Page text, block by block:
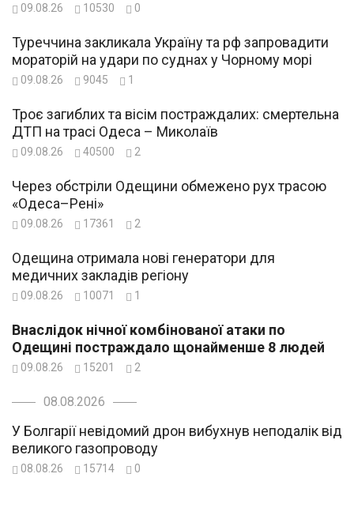
09.08.26 10530 0
Туреччина закликала Україну та рф запровадити
мораторій на удари по суднах у Чорному морі
09.08.26 9045 1
Троє загиблих та вісім постраждалих: смертельна
ДТП на трасі Одеса – Миколаїв
09.08.26 40500 2
Через обстріли Одещини обмежено рух трасою
«Одеса–Рені»
09.08.26 17361 2
Одещина отримала нові генератори для
медичних закладів регіону
09.08.26 10071 1
Внаслідок нічної комбінованої атаки по
Одещині постраждало щонайменше 8 людей
09.08.26 15201 2
08.08.2026
У Болгарії невідомий дрон вибухнув неподалік від
великого газопроводу
08.08.26 15714 0